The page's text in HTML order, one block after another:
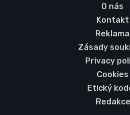
O nás
Kontakt
Reklama
Zásady
Privacy
Cookies
Etický
Redakce